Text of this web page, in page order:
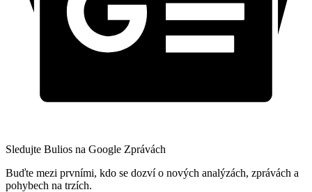
Sledujte Bulios na Google Zprávách
Buďte mezi prvními, kdo se dozví o nových analýzách, zprávách a
pohybech na trzích.